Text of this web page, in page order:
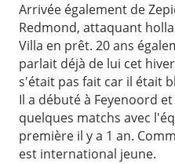
Arrivée également de
Redmond, attaquant
Villa en prêt. 20 ans
parlait déjà de lui cet
s'était pas fait car il était
Il a débuté à Feyenoord
quelques matchs avec
première il y a 1 an.
est international jeune.